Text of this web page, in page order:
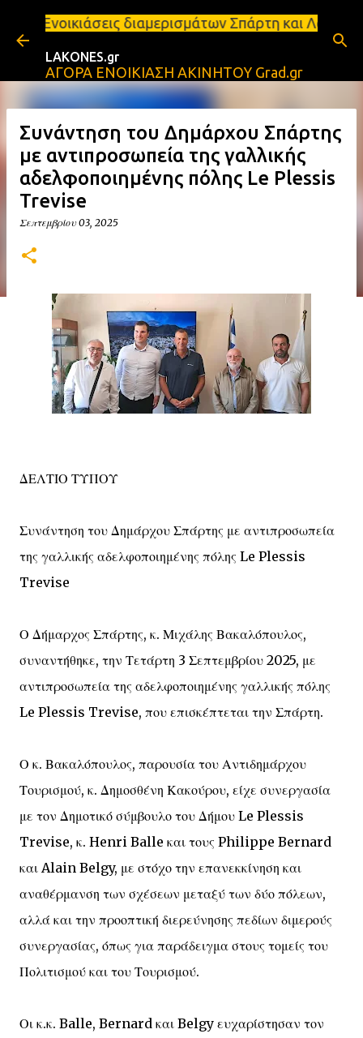
Μετάβαση στο κύριο περιεχόμενο
διαμερισμάτων Σπάρτη και Λακωνία
LAKONES.gr
ΑΓΟΡΑ ΕΝΟΙΚΙΑΣΗ ΑΚΙΝΗΤΟΥ Grad.gr
Συνάντηση του Δημάρχου Σπάρτης
με αντιπροσωπεία της γαλλικής
αδελφοποιημένης πόλης Le Plessis
Trevise
Σεπτεμβρίου 03, 2025
ΔΕΛΤΙΟ ΤΥΠΟΥ
Συνάντηση του Δημάρχου Σπάρτης με αντιπροσωπεία
της γαλλικής αδελφοποιημένης πόλης Le Plessis
Trevise
Ο Δήμαρχος Σπάρτης, κ. Μιχάλης Βακαλόπουλος,
συναντήθηκε, την Τετάρτη 3 Σεπτεμβρίου 2025, με
αντιπροσωπεία της αδελφοποιημένης γαλλικής πόλης
Le Plessis Trevise, που επισκέπτεται την Σπάρτη.
Ο κ. Βακαλόπουλος, παρουσία του Αντιδημάρχου
Τουρισμού, κ. Δημοσθένη Κακούρου, είχε συνεργασία
με τον Δημοτικό σύμβουλο του Δήμου Le Plessis
Trevise, κ. Henri Balle και τους Philippe Bernard
και Alain Belgy, με στόχο την επανεκκίνηση και
αναθέρμανση των σχέσεων μεταξύ των δύο πόλεων,
αλλά και την προοπτική διερεύνησης πεδίων διμερούς
συνεργασίας, όπως για παράδειγμα στους τομείς του
Πολιτισμού και του Τουρισμού.
Οι κ.κ. Balle, Bernard και Belgy ευχαρίστησαν τον